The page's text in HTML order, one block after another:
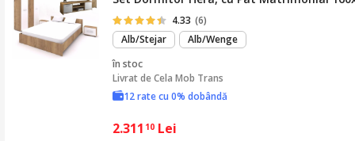
4.33 (6)
Alb/Stejar
Alb/Wenge
în stoc
Livrat deCela Mob Trans
12 rate cu 0% dobândă
2.311 10 Lei